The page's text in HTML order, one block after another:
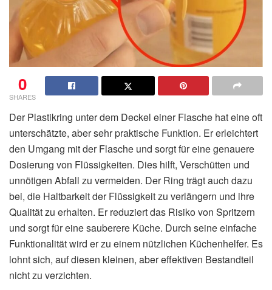
0
SHARES
Der Plastikring unter dem Deckel einer Flasche hat eine oft
unterschätzte, aber sehr praktische Funktion. Er erleichtert
den Umgang mit der Flasche und sorgt für eine genauere
Dosierung von Flüssigkeiten. Dies hilft, Verschütten und
unnötigen Abfall zu vermeiden. Der Ring trägt auch dazu
bei, die Haltbarkeit der Flüssigkeit zu verlängern und ihre
Qualität zu erhalten. Er reduziert das Risiko von Spritzern
und sorgt für eine sauberere Küche. Durch seine einfache
Funktionalität wird er zu einem nützlichen Küchenhelfer. Es
lohnt sich, auf diesen kleinen, aber effektiven Bestandteil
nicht zu verzichten.